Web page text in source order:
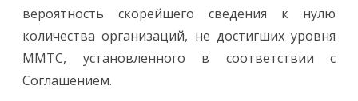
вероятность скорейшего сведения к нулю
количества организаций, не достигших уровня
ММТС, установленного в соответствии с
Соглашением.